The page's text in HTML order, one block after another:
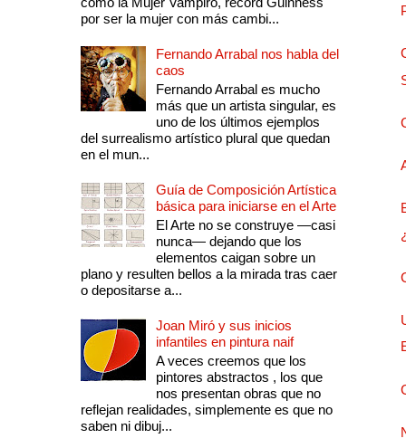
por ser la mujer con más cambi...
Fernando Arrabal nos habla del
caos
Fernando Arrabal es mucho
más que un artista singular, es
uno de los últimos ejemplos
del surrealismo artístico plural que quedan
en el mun...
Guía de Composición Artística
básica para iniciarse en el Arte
El Arte no se construye —casi
nunca— dejando que los
elementos caigan sobre un
plano y resulten bellos a la mirada tras caer
o depositarse a...
Joan Miró y sus inicios
infantiles en pintura naif
A veces creemos que los
pintores abstractos , los que
nos presentan obras que no
reflejan realidades, simplemente es que no
saben ni dibuj...